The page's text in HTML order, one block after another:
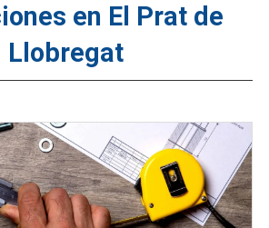
en El Prat de
Llobregat